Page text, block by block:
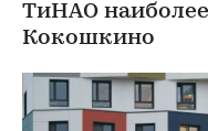
ТиНАО
Кокошкино